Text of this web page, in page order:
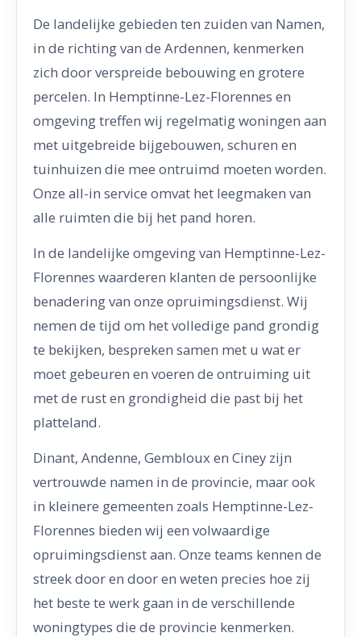
De landelijke gebieden ten zuiden van Namen,
in de richting van de Ardennen, kenmerken
zich door verspreide bebouwing en grotere
percelen. In Hemptinne-Lez-Florennes en
omgeving treffen wij regelmatig woningen aan
met uitgebreide bijgebouwen, schuren en
tuinhuizen die mee ontruimd moeten worden.
Onze all-in service omvat het leegmaken van
alle ruimten die bij het pand horen.
In de landelijke omgeving van Hemptinne-Lez-
Florennes waarderen klanten de persoonlijke
benadering van onze opruimingsdienst. Wij
nemen de tijd om het volledige pand grondig
te bekijken, bespreken samen met u wat er
moet gebeuren en voeren de ontruiming uit
met de rust en grondigheid die past bij het
platteland.
Dinant, Andenne, Gembloux en Ciney zijn
vertrouwde namen in de provincie, maar ook
in kleinere gemeenten zoals Hemptinne-Lez-
Florennes bieden wij een volwaardige
opruimingsdienst aan. Onze teams kennen de
streek door en door en weten precies hoe zij
het beste te werk gaan in de verschillende
woningtypes die de provincie kenmerken.